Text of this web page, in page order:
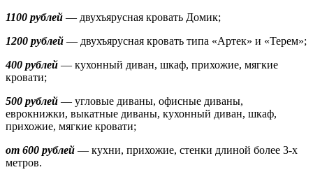
1100 рублей — двухъярусная кровать Домик;
1200 рублей — двухъярусная кровать типа «Артек» и «Терем»;
400 рублей — кухонный диван, шкаф, прихожие, мягкие
кровати;
500 рублей — угловые диваны, офисные диваны,
еврокнижки, выкатные диваны, кухонный диван, шкаф,
прихожие, мягкие кровати;
от 600 рублей — кухни, прихожие, стенки длиной более 3-х
метров.